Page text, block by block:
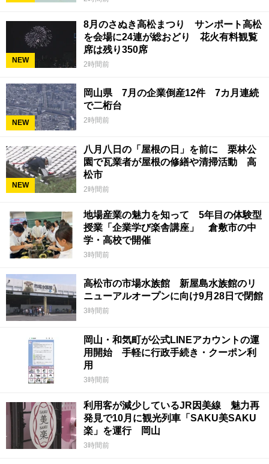
NEW
8月のさぬき高松まつり サンポート高松
を会場に24連が総おどり 花火有料観覧
席は残り350席
2時間前
NEW
岡山県 7月の企業倒産12件 7カ月連続
で二桁台
2時間前
NEW
八月八日の「屋根の日」を前に 栗林公
園で瓦業者が屋根の修繕や清掃活動 高
松市
2時間前
地場産業の魅力を知って 5年目の体験型
授業「企業学び楽舎講座」 倉敷市の中
学・高校で開催
3時間前
高松市の市場水族館 新屋島水族館のリ
ニューアルオープンに向け9月28日で閉館
3時間前
岡山・和気町が公式LINEアカウントの運
用開始 手軽に行政手続き・クーポン利
用
3時間前
利用客が減少しているJR因美線 魅力再
発見で10月に観光列車「SAKU美SAKU
楽」を運行 岡山
3時間前